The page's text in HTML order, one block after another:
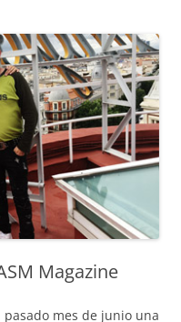
Magazine
pasado mes de junio una